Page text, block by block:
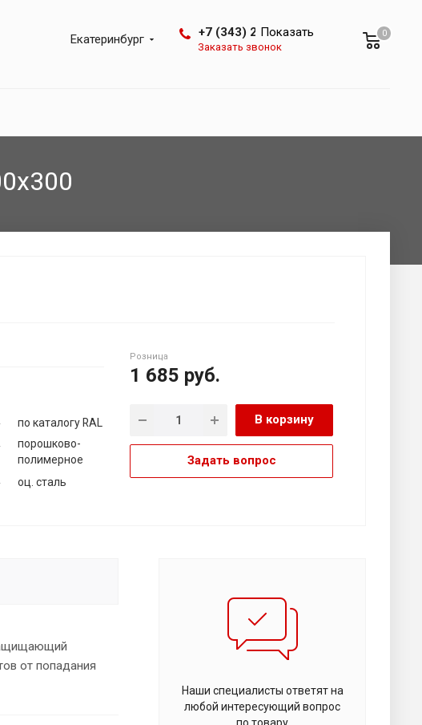
0
Екатеринбург +7 (343) 288-07-25
Показать
Заказать звонок
по каталогу RAL
порошково-
полимерное
оц. сталь
Розница
1 685 руб.
В корзину
Задать вопрос
от попадания
Наши специалисты ответят на
любой интересующий вопрос